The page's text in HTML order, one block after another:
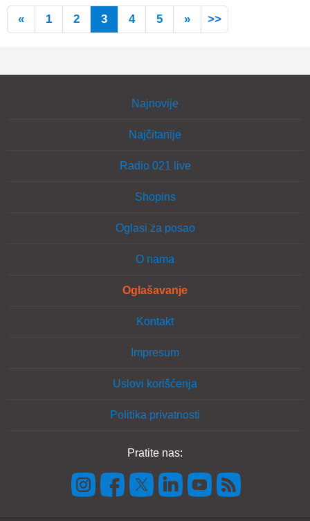
« 1 2 3 4 5 » >>
Najnovije
Najčitanije
Radio 021 live
Shopins
Oglasi za posao
O nama
Oglašavanje
Kontakt
Impresum
Uslovi korišćenja
Politika privatnosti
Pratite nas: